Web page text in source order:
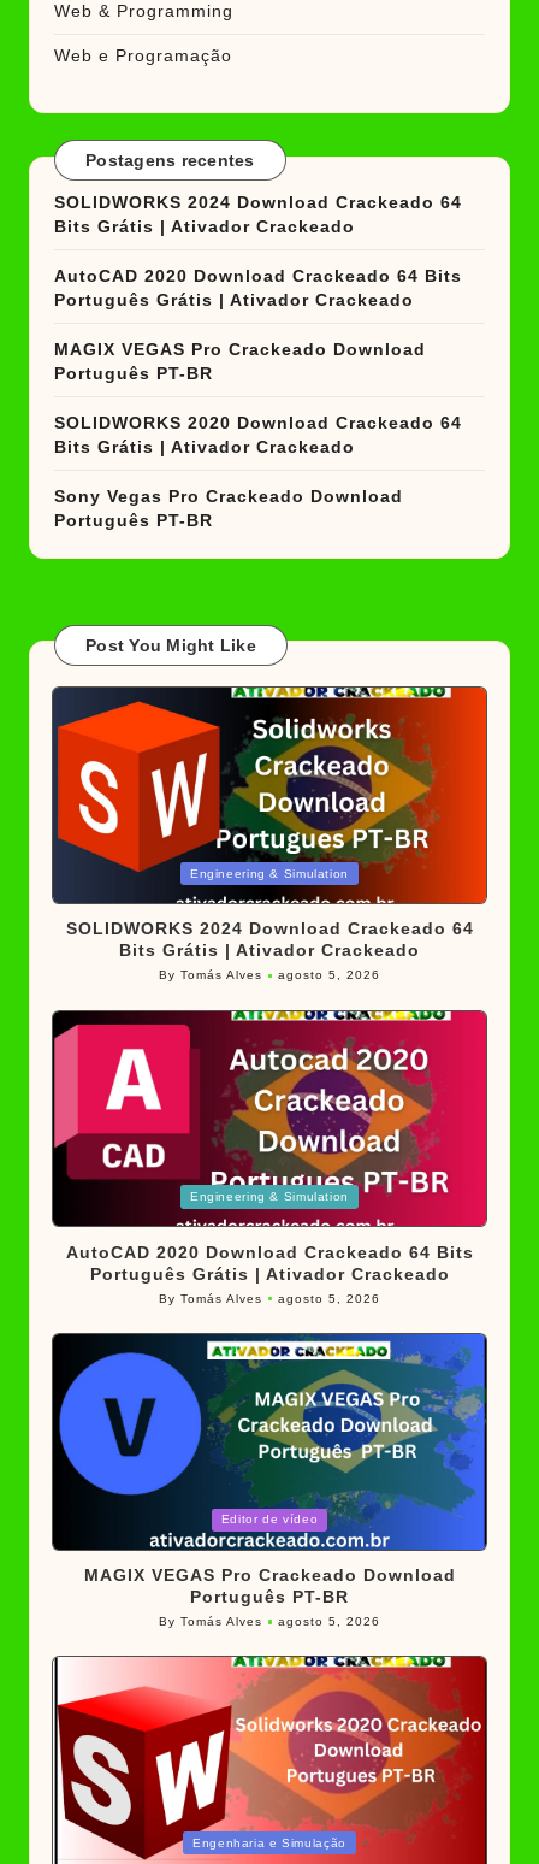
Web & Programming
Web e Programação
Postagens recentes
SOLIDWORKS 2024 Download Crackeado 64
Bits Grátis | Ativador Crackeado
AutoCAD 2020 Download Crackeado 64 Bits
Português Grátis | Ativador Crackeado
MAGIX VEGAS Pro Crackeado Download
Português PT-BR
SOLIDWORKS 2020 Download Crackeado 64
Bits Grátis | Ativador Crackeado
Sony Vegas Pro Crackeado Download
Português PT-BR
Post You Might Like
Engineering & Simulation
SOLIDWORKS 2024 Download Crackeado 64
Bits Grátis | Ativador Crackeado
Posted
ByTomás Alves agosto 5, 2026
Engineering & Simulation
AutoCAD 2020 Download Crackeado 64 Bits
Português Grátis | Ativador Crackeado
Posted
ByTomás Alves agosto 5, 2026
Editor de vídeo
MAGIX VEGAS Pro Crackeado Download
Português PT-BR
Posted
ByTomás Alves agosto 5, 2026
Posted
Engenharia e Simulação